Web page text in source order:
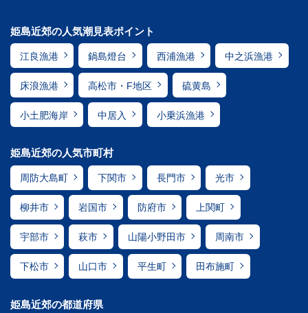
姫島近郊の人気潮見表ポイント
江良漁港 鍋島燈台 西浦漁港 中之浜漁港
床浪漁港 高松市・F地区 硫黄島
小土肥海岸 中居入 小乗浜漁港
姫島近郊の人気市町村
周防大島町 下関市 長門市 光市
柳井市 岩国市 防府市 上関町
宇部市 萩市 山陽小野田市 周南市
下松市 山口市 平生町 田布施町
姫島近郊の都道府県